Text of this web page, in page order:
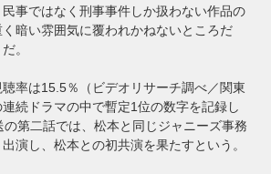
事ではなく刑事事件しか扱わない作品の
暗い雰囲気に覆われかねないところだ
。
率は15.5％（ビデオリサーチ調べ／関東
続ドラマの中で暫定1位の数字を記録し
第二話では、松本と同じジャニーズ事務
演し、松本との初共演を果たすという。